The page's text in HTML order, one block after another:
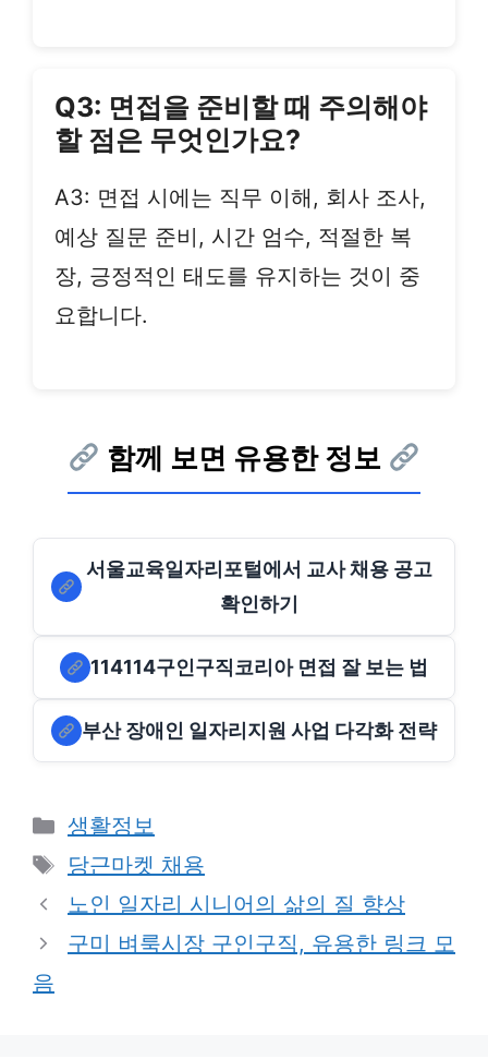
Q3: 면접을 준비할 때 주의해야
할 점은 무엇인가요?
A3: 면접 시에는 직무 이해, 회사 조사,
예상 질문 준비, 시간 엄수, 적절한 복
장, 긍정적인 태도를 유지하는 것이 중
요합니다.
함께 보면 유용한 정보
서울교육일자리포털에서 교사 채용 공고
확인하기
114114구인구직코리아 면접 잘 보는 법
부산 장애인 일자리지원 사업 다각화 전략
Categories
생활정보
Tags
당근마켓 채용
노인 일자리 시니어의 삶의 질 향상
구미 벼룩시장 구인구직, 유용한 링크 모
음